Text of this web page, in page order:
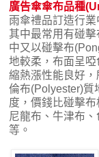
廣告傘傘布品種
雨傘禮品訂造行
其中最常用有碰
中又以碰擊布
地較柔，布面呈
縮熱漲性能良好
倫布(Polyester)質
度，價錢比碰擊
尼龍布、牛津布
等。